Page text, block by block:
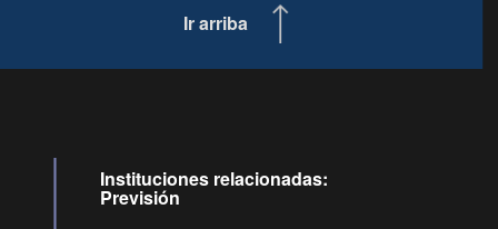
Ir arriba
Instituciones relacionadas:
Previsión